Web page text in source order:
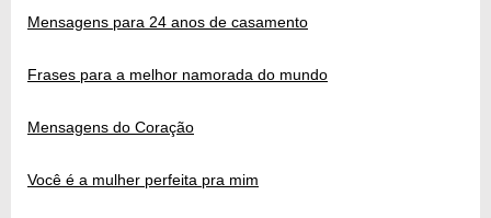
Mensagens para 24 anos de casamento
Frases para a melhor namorada do mundo
Mensagens do Coração
Você é a mulher perfeita pra mim